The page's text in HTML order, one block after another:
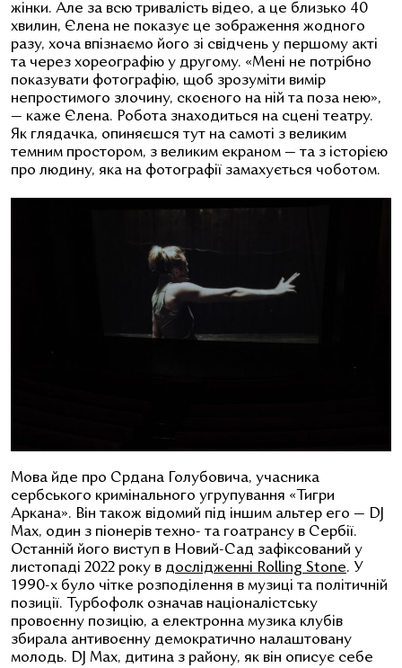
жінки. Але за всю тривалість відео, а це близько 40
хвилин, Єлена не показує це зображення жодного
разу, хоча впізнаємо його зі свідчень у першому акті
та через хореографію у другому. «Мені не потрібно
показувати фотографію, щоб зрозуміти вимір
непростимого злочину, скоєного на ній та поза нею»,
— каже Єлена. Робота знаходиться на сцені театру.
Як глядачка, опиняєшся тут на самоті з великим
темним простором, з великим екраном — та з історією
про людину, яка на фотографії замахується чоботом.
Мова йде про Cрдана Голубовича, учасника
сербського кримінального угрупування «Тигри
Аркана». Він також відомий під іншим альтер его — DJ
Max, один з піонерів техно- та гоатрансу в Сербії.
Останній його виступ в Новий-Сад зафіксований у
листопаді 2022 року в дослідженні Rolling Stone. У
1990-х було чітке розподілення в музиці та політичній
позиції. Турбофолк означав націоналістську
провоєнну позицію, а електронна музика клубів
збирала антивоєнну демократично налаштовану
молодь. DJ Max, дитина з району, як він описує себе